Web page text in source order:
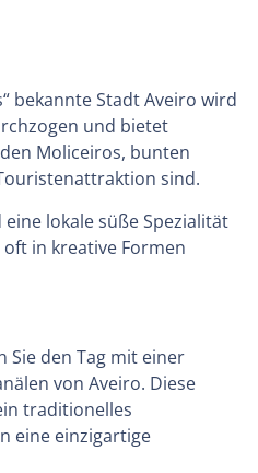
bekannte Stadt Aveiro wird
und bietet
Moliceiros, bunten
sind.
lokale süße Spezialität
in kreative Formen
Sie den Tag mit einer
von Aveiro. Diese
traditionelles
eine einzigartige